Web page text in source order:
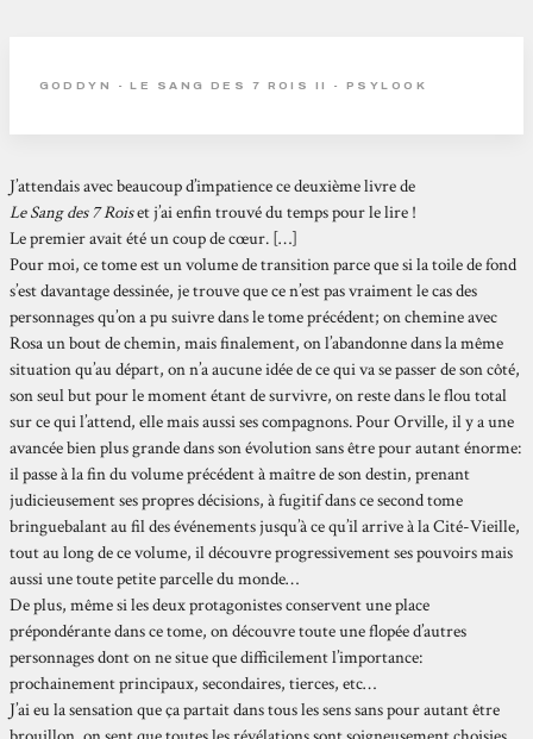
GODDYN - LE SANG DES 7 ROIS II - PSYLOOK
J’attendais avec beaucoup d’impatience ce deuxième livre de
Le Sang des 7 Roiset j’ai enfin trouvé du temps pour le lire !
Le premier avait été un coup de cœur. […]
Pour moi, ce tome est un volume de transition parce que si la toile de fond
s’est davantage dessinée, je trouve que ce n’est pas vraiment le cas des
personnages qu’on a pu suivre dans le tome précédent; on chemine avec
Rosa un bout de chemin, mais finalement, on l’abandonne dans la même
situation qu’au départ, on n’a aucune idée de ce qui va se passer de son côté,
son seul but pour le moment étant de survivre, on reste dans le flou total
sur ce qui l’attend, elle mais aussi ses compagnons. Pour Orville, il y a une
avancée bien plus grande dans son évolution sans être pour autant énorme:
il passe à la fin du volume précédent à maître de son destin, prenant
judicieusement ses propres décisions, à fugitif dans ce second tome
bringuebalant au fil des événements jusqu’à ce qu’il arrive à la Cité-Vieille,
tout au long de ce volume, il découvre progressivement ses pouvoirs mais
aussi une toute petite parcelle du monde…
De plus, même si les deux protagonistes conservent une place
prépondérante dans ce tome, on découvre toute une flopée d’autres
personnages dont on ne situe que difficilement l’importance:
prochainement principaux, secondaires, tierces, etc…
J’ai eu la sensation que ça partait dans tous les sens sans pour autant être